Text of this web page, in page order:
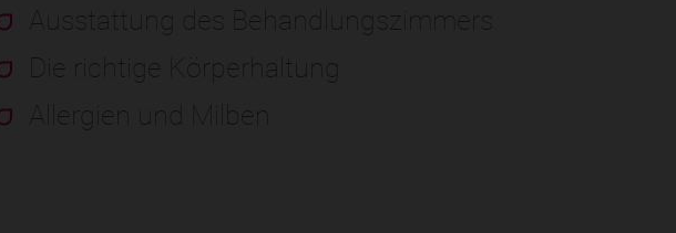
Ausstattung des Behandlungszimmers
Die richtige Körperhaltung
Allergien und Milben